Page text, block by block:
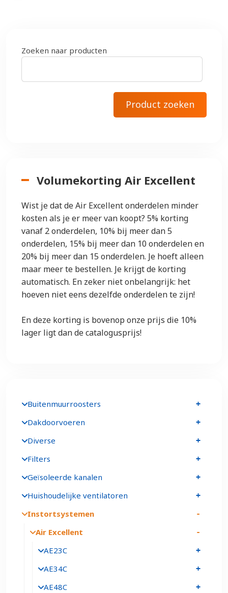
Zoeken naar producten
Volumekorting Air Excellent
Wist je dat de Air Excellent onderdelen minder
kosten als je er meer van koopt? 5% korting
vanaf 2 onderdelen, 10% bij meer dan 5
onderdelen, 15% bij meer dan 10 onderdelen en
20% bij meer dan 15 onderdelen. Je hoeft alleen
maar meer te bestellen. Je krijgt de korting
automatisch. En zeker niet onbelangrijk: het
hoeven niet eens dezelfde onderdelen te zijn!
En deze korting is bovenop onze prijs die 10%
lager ligt dan de catalogusprijs!
Buitenmuurroosters
Dakdoorvoeren
Diverse
Filters
Geïsoleerde kanalen
Huishoudelijke ventilatoren
Instortsystemen
Air Excellent
AE23C
AE34C
AE48C